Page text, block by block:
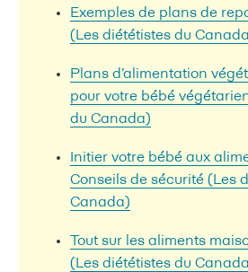
Exemples de plans de
(Les diététistes du
Plans d’alimentation
pour votre bébé
du Canada)
Initier votre bébé aux
Conseils de sécurité (Les
Canada)
Tout sur les aliments
(Les diététistes du